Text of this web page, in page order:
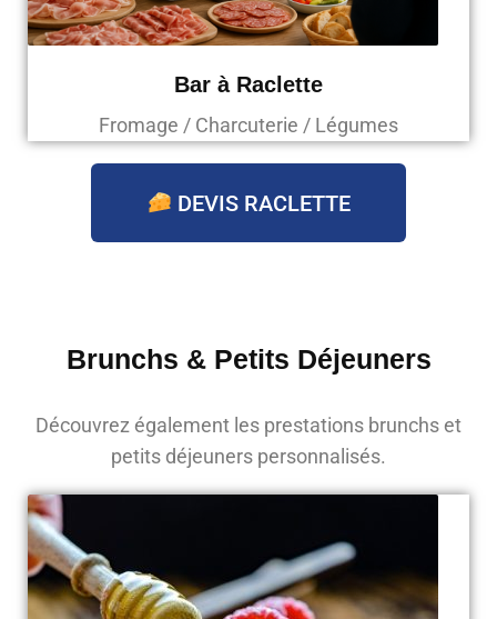
Bar à Raclette
Fromage / Charcuterie / Légumes
DEVIS RACLETTE
Brunchs & Petits Déjeuners
Découvrez également les prestations brunchs et
petits déjeuners personnalisés.